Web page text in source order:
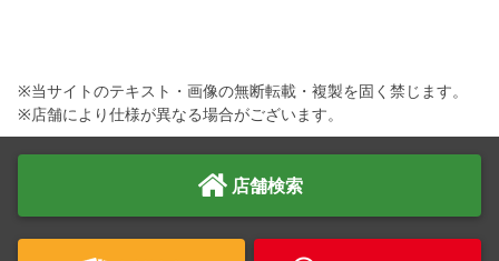
※当サイトのテキスト・画像の無断転載・複製を固く禁じます。
※店舗により仕様が異なる場合がございます。
店舗検索